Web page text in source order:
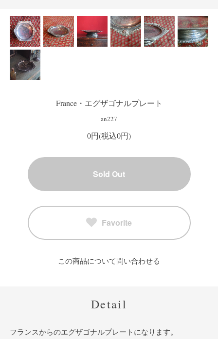
France・エグザゴナルプレート
an227
0円(税込0円)
Sold Out
Favorite
この商品について問い合わせる
Detail
フランスからのエグザゴナルプレートになります。